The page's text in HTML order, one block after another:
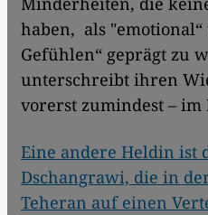
haben, als
Gefühlen“ geprägt zu
unterschreibt ihren
vorerst zumindest –
Eine andere Heldin ist
Dschangrawi, die in
Teheran auf einen